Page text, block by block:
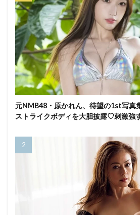
元NMB48・原かれん、待望の1st写真
ストライクボディを大胆披露♡刺激強